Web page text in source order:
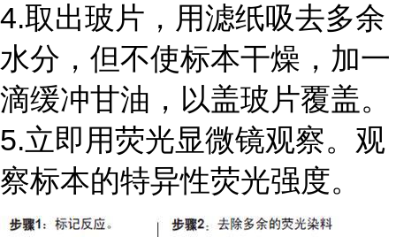
4.取出玻片，用滤纸吸去多余
水分，但不使标本干燥，加一
滴缓冲甘油，以盖玻片覆盖。
5.立即用荧光显微镜观察。观
察标本的特异性荧光强度。